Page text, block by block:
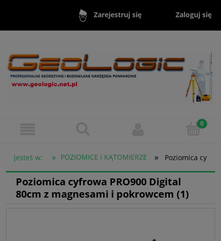
Zarejestruj się Zaloguj się
Jesteś w: » POZIOMICE i KĄTOMIERZE » Poziomica
Poziomica cyfrowa PRO900 Digital
80cm z magnesami i pokrowcem (1)